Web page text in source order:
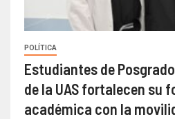
POLÍTICA
Estudiantes de
de la UAS fortalecen su
académica con la